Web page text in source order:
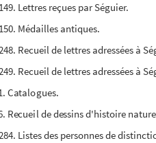
Lettres reçues par Séguier.
Médailles antiques.
Recueil de lettres adressées à
Recueil de lettres adressées à
Catalogues.
Recueil de dessins d'histoire
Listes des personnes de